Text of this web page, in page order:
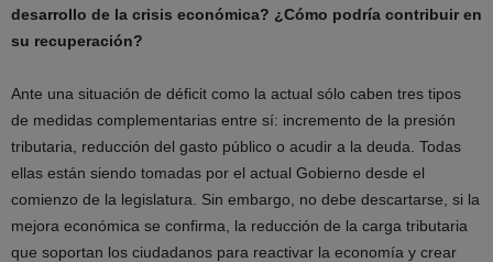
desarrollo de la crisis económica? ¿Cómo podría contribuir en
su recuperación?
Ante una situación de déficit como la actual sólo caben tres tipos
de medidas complementarias entre sí: incremento de la presión
tributaria, reducción del gasto público o acudir a la deuda. Todas
ellas están siendo tomadas por el actual Gobierno desde el
comienzo de la legislatura. Sin embargo, no debe descartarse, si la
mejora económica se confirma, la reducción de la carga tributaria
que soportan los ciudadanos para reactivar la economía y crear